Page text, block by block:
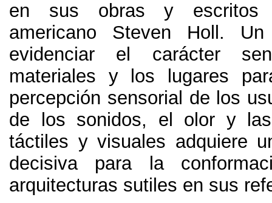
en sus obras y escritos
americano Steven Holl .
evidenciar el carácter
materiales y los lugares
percepción sensorial de los
de los sonidos, el olor y las
táctiles y visuales adquiere
decisiva para la
arquitecturas sutiles en sus